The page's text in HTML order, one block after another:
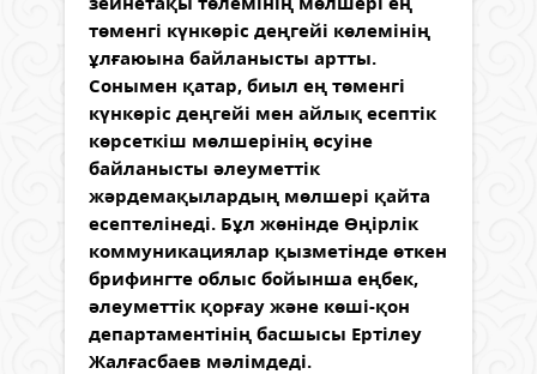
төменгі күнкөріс деңгейі көлемінің
ұлғаюына байланысты артты.
Сонымен қатар, биыл ең төменгі
күнкөріс деңгейі мен айлық есептік
көрсеткіш мөлшерінің өсуіне
байланысты әлеуметтік
жәрдемақылардың мөлшері қайта
есептелінеді. Бұл жөнінде Өңірлік
коммуникациялар қызметінде өткен
брифингте облыс бойынша еңбек,
әлеуметтік қорғау және көші-қон
департаментінің басшысы Ертілеу
Жалғасбаев мәлімдеді.